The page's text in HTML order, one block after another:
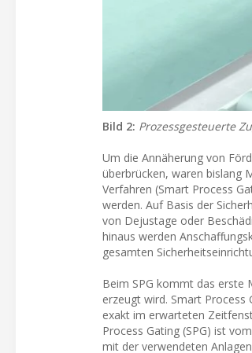
Bild 2: Prozessgesteuerte
Um die Annäherung von
überbrücken, waren bislang
Verfahren (Smart Process
werden. Auf Basis der
von Dejustage oder
hinaus werden
gesamten
Beim SPG kommt das erste
erzeugt wird. Smart Process
exakt im erwarteten
Process Gating (SPG) ist
mit der verwendeten